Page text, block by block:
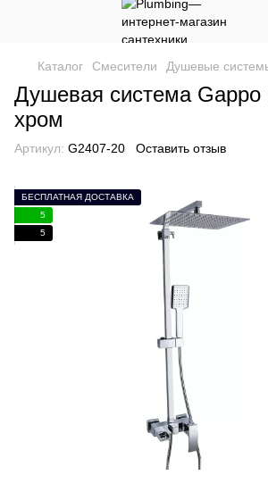
Каталог Смесители Душевые
Душевая система Gappo
хром
Артикул: G2407-20 Оставить отзыв
БЕСПЛАТНАЯ ДОСТАВКА
5
5